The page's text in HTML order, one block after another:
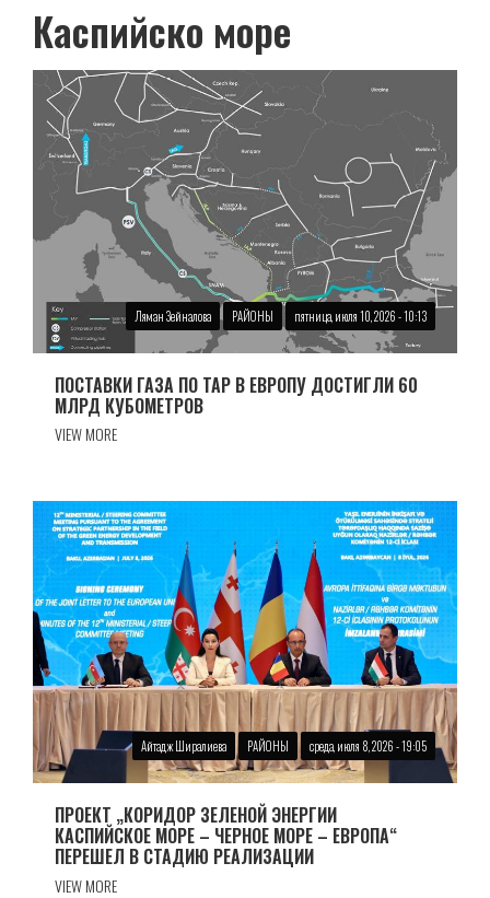
Каспийско море
Ляман Зейналова РАЙОНЫ пятница, июля 10, 2026 - 10:13
ПОСТАВКИ ГАЗА ПО TAP В ЕВРОПУ ДОСТИГЛИ 60
МЛРД КУБОМЕТРОВ
VIEW MORE
Айтадж Ширалиева РАЙОНЫ среда, июля 8, 2026 - 19:05
ПРОЕКТ „КОРИДОР ЗЕЛЕНОЙ ЭНЕРГИИ
КАСПИЙСКОЕ МОРЕ – ЧЕРНОЕ МОРЕ – ЕВРОПА“
ПЕРЕШЕЛ В СТАДИЮ РЕАЛИЗАЦИИ
VIEW MORE